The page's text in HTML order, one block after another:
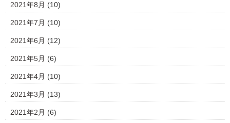
2021年8月 (10)
2021年7月 (10)
2021年6月 (12)
2021年5月 (6)
2021年4月 (10)
2021年3月 (13)
2021年2月 (6)